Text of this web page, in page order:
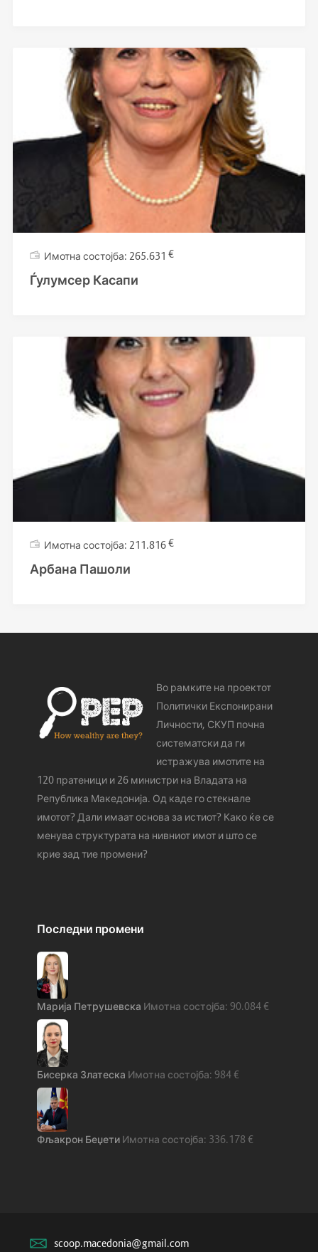
265.631 €
Ѓулумсер Касапи
211.816€
Арбана Пашоли
Во рамките на проектот
Политички Експонирани
Личности, СКУП почна
систематски да ги
истражува имотите на
120 пратеници и 26 министри на Владата на
Република Македонија. Од каде го стeкнале
имотот? Дали имаат основа за истиот? Како ќе се
менува структурата на нивниот имот и што се
крие зад тие промени?
Последни промени
Марија Петрушевска 90.084€
Бисерка Златеска 984€
Фљакрон Беџети 336.178 €
scoop.macedonia@gmail.com